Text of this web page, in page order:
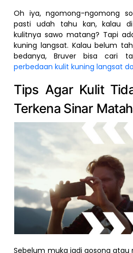
Oh iya, ngomong-ngomong
pasti udah tahu kan, kalau
kulitnya sawo matang? Tapi
kuning langsat. Kalau belum
bedanya, Bruver bisa cari
perbedaan kulit kuning langsat
Tips Agar Kulit
Terkena Sinar
Sebelum muka jadi gosong